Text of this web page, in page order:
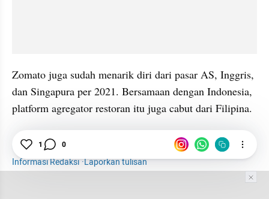
Zomato juga sudah menarik diri dari pasar AS, Inggris,
dan Singapura per 2021. Bersamaan dengan Indonesia,
platform agregator restoran itu juga cabut dari Filipina.
Zomato
Startup
Informasi Redaksi·Laporkan tulisan
1 0